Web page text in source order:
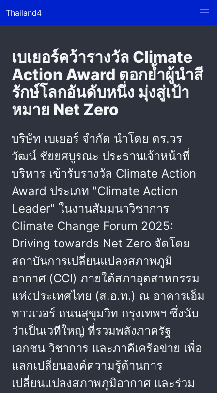
Thailand4
เบเยอร์คว้ารางวัล Climate
Action Award ตอกย้ำผู้นำสี
รักษ์โลกอันดับหนึ่ง มุ่งสู่เป้า
หมาย Net Zero
บริษัท เบเยอร์ จำกัด นำโดย ดร.วร
วัฒน์ ชัยยศบูรณะ ประธานเจ้าหน้าที่
บริหาร เข้ารับรางวัล Climate Action
Award ประเภท "Climate Action
Leader" ในงานสัมมนาวิชาการ
Climate Change Forum 2025:
Driving towards Net Zero จัดโดย
สถาบันการเปลี่ยนแปลงสภาพภูมิ
อากาศ (CCI) ภายใต้สภาอุตสาหกรรม
แห่งประเทศไทย (ส.อ.ท.) ณ อาคารเอ็ม
ทาวเวอร์ ถนนสุขุมวิท กรุงเทพฯ ซึ่งนับ
ว่าเป็นเวทีใหญ่ ที่รวมพลังภาครัฐ
เอกชน วิชาการ และภาคีเครือข่าย เพื่อ
แลกเปลี่ยนองค์ความรู้ด้านการ
เปลี่ยนแปลงสภาพภูมิอากาศ และร่วม